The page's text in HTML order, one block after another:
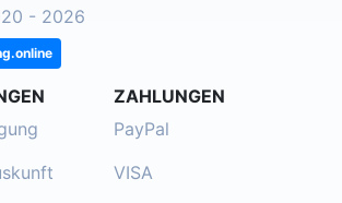
- 2026
ZAHLUNGEN
PayPal
VISA